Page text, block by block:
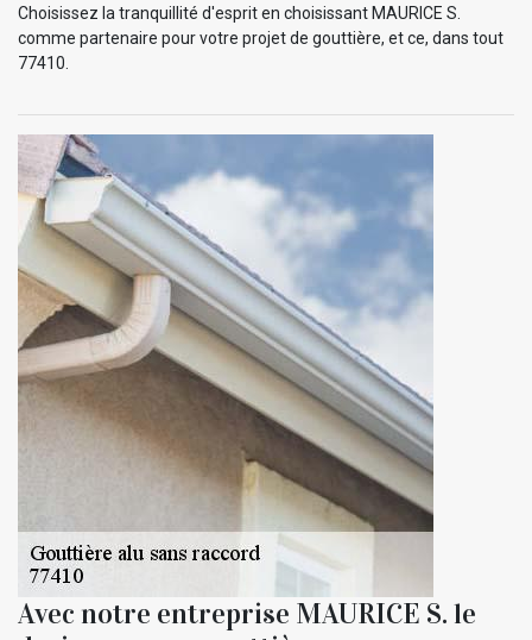
Choisissez la tranquillité d'esprit en choisissant MAURICE S.
comme partenaire pour votre projet de gouttière, et ce, dans tout
77410.
Avec notre entreprise MAURICE S. le